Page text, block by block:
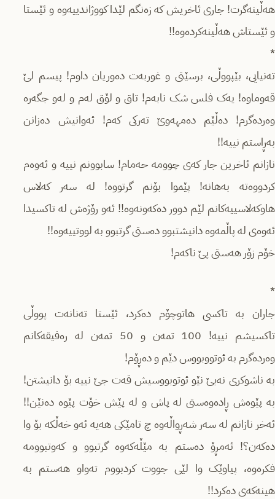
هەڵینەگرت! جاری ئاخریش کە زەنگم لێدا کووژاندییەوه و ئێستا
و ئێستاش هەڵینەکردەوە!!
*
تەنیایی، بێپووڵی، برسێتی و غوربەت دەوریان داوم! پیسم لێ
قەوماوە! یەک فلس شک نابەم! تاق و لۆق لەم و لەو جگەرە
وەردەگرم! دەڵێم دەمهەوێ تەرکی کەم! ئەوانیش دەزانن
بەڕاستم نییە!!
نازانم ئاخرین جار کەی چوومە حەمام! سابوونم نییە و ئەوەم
کردووەته بەهانە! پێموا بۆنم گرتووە! لە سەر کەلاس
هاوکەلاسییەکانم لێم دوور دەکەونەوە!! ئەو رۆژەش لە تاکسیدا
ئەوەی لە پاڵمەوە دانیشتبوو دەستی گرتبوو بە لووتییەوە!!
خۆم زۆر هەستی پێ ناکەم!
*
جاران بە تاکسی هاتوچۆم دەکرد، ئێستا تەنانەت پووڵی
تاکسیشم نییه! 100 تمەن و 50 تمەن لە رەفیقەکانم
وەردەگرم بە ئوتووبووس دێم و دەڕۆم!
بە ناشوکری ‌نەبێ نێو ئوتوبووسیش قەت جێ نییە بۆ دانیشتن!‌
بە پێوەش ڕادەوەستی لە پاش و لە پێش خۆت پێوە‌ دەنێن!!‌
ئەخر نازانم لە سەر شەڕواڵەوه چ تامێکی هەیە ئە‌و خەڵکە بۆ وا
دەکەن؟! ئەمڕۆ دەستم بە مێڵەکەوە گرتبوو و کەوتبوومە
فکرەوە، پیاوێک وا لێی جووت کردبووم تەواو هەستم بە
هینەکەی دەکرد!!